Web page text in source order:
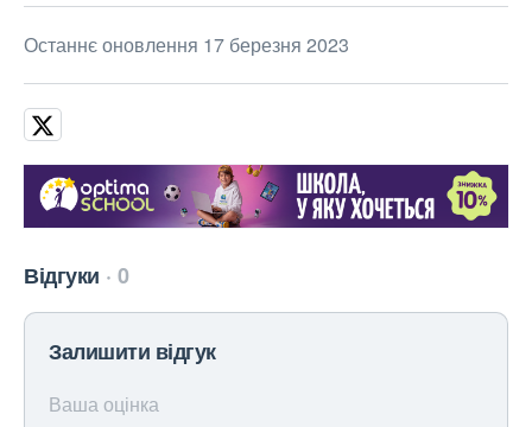
Останнє оновлення 17 березня 2023
Відгуки 0
Залишити відгук
Ваша оцінка